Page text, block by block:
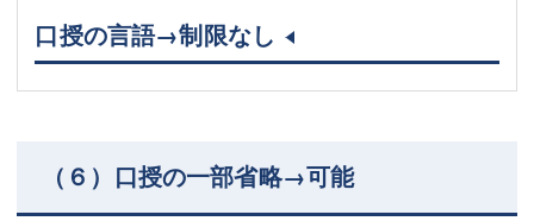
口授の言語→制限なし
（６）口授の一部省略→可能